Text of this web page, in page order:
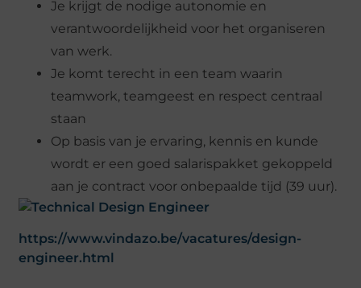
Je krijgt de nodige autonomie en
verantwoordelijkheid voor het organiseren
van werk.
Je komt terecht in een team waarin
teamwork, teamgeest en respect centraal
staan
Op basis van je ervaring, kennis en kunde
wordt er een goed salarispakket gekoppeld
aan je contract voor onbepaalde tijd (39 uur).
https://www.vindazo.be/vacatures/design-
engineer.html